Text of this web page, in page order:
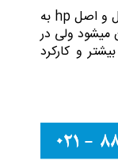
هرچند گاهی قیمت کاغذکش های اورجینال و اصل hp به
میشود ولی در
و کارکرد